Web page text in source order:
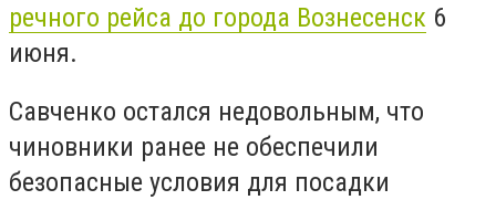
речного рейса до города Вознесенск 6
июня.
Савченко остался недовольным, что
чиновники ранее не обеспечили
безопасные условия для посадки